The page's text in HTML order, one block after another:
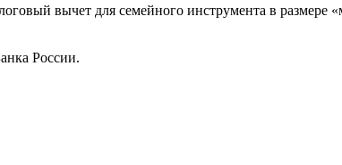
вычет для семейного инструмента в
России.